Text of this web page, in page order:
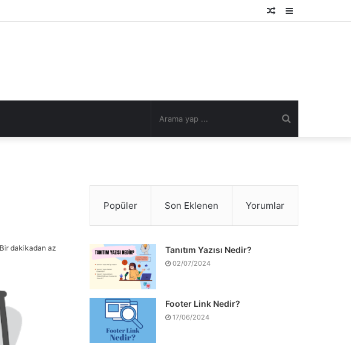
Kenar
Rastgele
Bir dakikadan az
Popüler Son Eklenen Yorumlar
Tanıtım Yazısı Nedir?
02/07/2024
Footer Link Nedir?
17/06/2024